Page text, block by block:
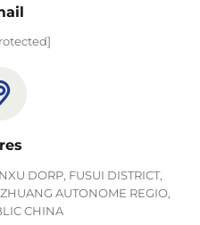
DORP, FUSUI DISTRICT,
AUTONOME REGIO,
CHINA